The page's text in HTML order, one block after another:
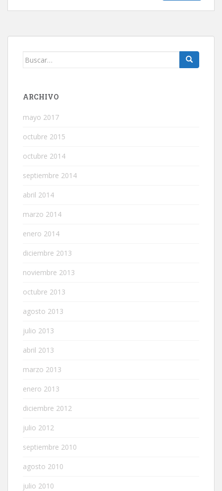
Buscar:
ARCHIVO
mayo 2017
octubre 2015
octubre 2014
septiembre 2014
abril 2014
marzo 2014
enero 2014
diciembre 2013
noviembre 2013
octubre 2013
agosto 2013
julio 2013
abril 2013
marzo 2013
enero 2013
diciembre 2012
julio 2012
septiembre 2010
agosto 2010
julio 2010